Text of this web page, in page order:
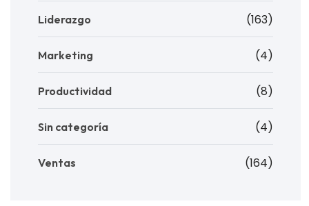
Liderazgo (163)
Marketing (4)
Productividad (8)
Sin categoría (4)
Ventas (164)